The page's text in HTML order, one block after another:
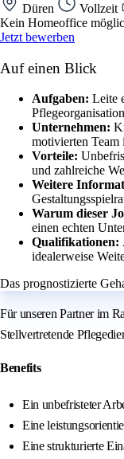
Düren Vollzeit
Kein Homeoffice
Jetzt bewerben
Auf einen Blick
Aufgaben: Leite
Unternehmen:
motivierten Team
Vorteile:
und zahlreiche
Weitere
Warum dieser
einen echten
Qualifikationen:
idealerweise
Das prognostizierte
Für unseren Partner im
Stellvertretende
Benefits
Ein unbefristeter
Eine
Eine strukturierte